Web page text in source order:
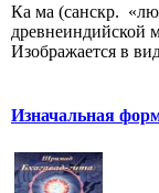
Ка ма (санскр.
Изображается в
Изначальная